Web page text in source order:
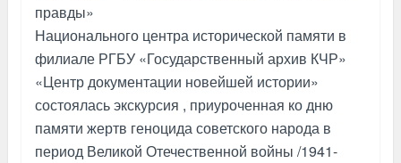
правды»
Национального центра исторической памяти в
филиале РГБУ «Государственный архив КЧР»
«Центр документации новейшей истории»
состоялась экскурсия , приуроченная ко дню
памяти жертв геноцида советского народа в
период Великой Отечественной войны /1941-